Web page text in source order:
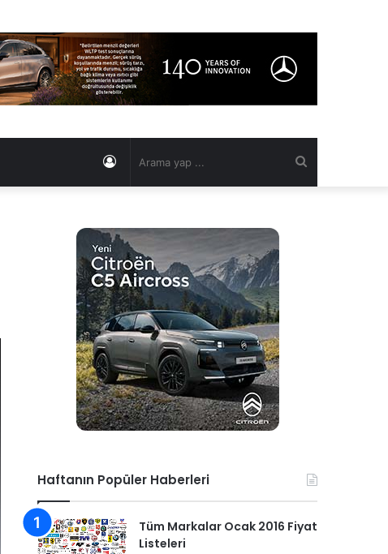
Kayıt
Haftanın Popüler Haberleri
Tüm Markalar Ocak 2016 Fiyat
Listeleri